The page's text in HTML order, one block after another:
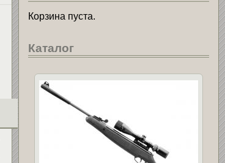
Корзина пуста.
Каталог